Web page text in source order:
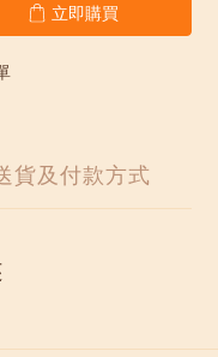
立即購買
貨及付款方式